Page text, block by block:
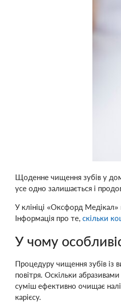
Щоденне чищення зубів у
усе одно залишається і
У клініці «Оксфорд Медікал»
Інформація про те, скільки
У чому
Процедуру чищення зубів із
повітря. Оскільки
суміш ефективно очищає
карієсу.